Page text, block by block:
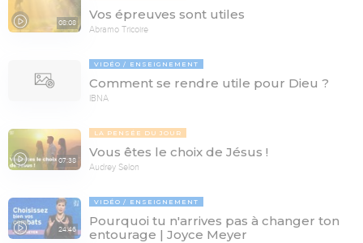
08:08
Vos épreuves sont utiles
Abramo Tricoire
VIDÉO ENSEIGNEMENT
Comment se rendre utile pour Dieu ?
IBNA
07:38
LA PENSÉE DU JOUR
Vous êtes le choix de Jésus !
Audrey Selon
24:46
VIDÉO ENSEIGNEMENT
Pourquoi tu n'arrives pas à changer ton
entourage | Joyce Meyer